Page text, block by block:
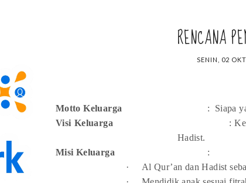
RENCANA
SENIN, 02
Motto Keluarga :
Siapa
Visi Keluarga
:
Hadist.
Misi Keluarga
:
·
Al Qur’an dan Hadist